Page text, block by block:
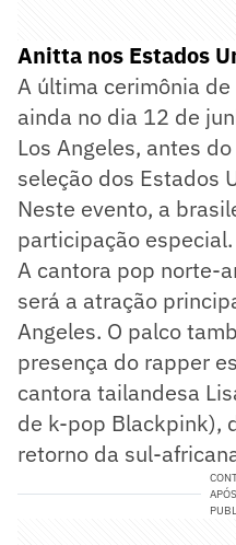
Anitta nos Estados
A última cerimônia
ainda no dia 12 de
Los Angeles, antes
seleção dos Estados
Neste evento, a
participação especial.
A cantora pop norte-
será a atração
Angeles. O palco
presença do rapper
cantora tailandesa
de k-pop Blackpink),
retorno da sul-